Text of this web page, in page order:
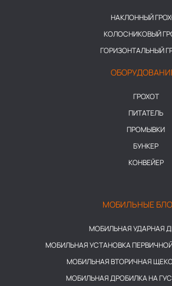
НАКЛОННЫЙ
КОЛОСНИКОВЫЙ
ГОРИЗОНТАЛЬНЫЙ
ГРОХОТ
ПИТАТЕЛЬ
ПРОМЫВКИ
БУНКЕР
КОНВЕЙЕР
МОБИЛЬНЫЕ
МОБИЛЬНАЯ УДАРНАЯ
МОБИЛЬНАЯ УСТАНОВКА
МОБИЛЬНАЯ ВТОРИЧНАЯ
МОБИЛЬНАЯ ДРОБИЛКА НА